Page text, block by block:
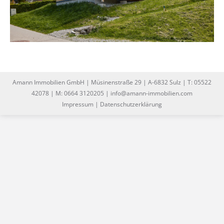
Amann Immobilien GmbH | Müsinenstraße 29 | A-6832 Sulz | T: 05522
42078 | M: 0664 3120205 | info@amann-immobilien.com
Impressum | Datenschutzerklärung